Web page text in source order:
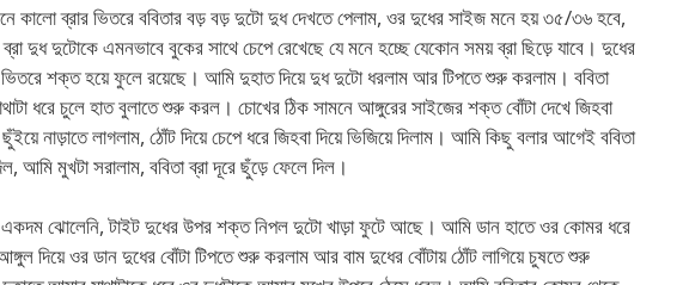
কালো ব্রার ভিতরে ববিতার বড় বড় দুটো দুধ দেখতে পেলাম, ওর দুধের সাইজ মনে হয় ৩৫/৩৬ হবে,
দুধ দুটোকে এমনভাবে বুকের সাথে চেপে রেখেছে যে মনে হচ্ছে যেকোন সময় ব্রা ছিড়ে যাবে। দুধের
ভিতরে শক্ত হয়ে ফুলে রয়েছে। আমি দুহাত দিয়ে দুধ দুটো ধরলাম আর টিপতে শুরু করলাম। ববিতা
ধরে চুলে হাত বুলাতে শুরু করল। চোখের ঠিক সামনে আঙ্গুরের সাইজের শক্ত বোঁটা দেখে জিহবা
নাড়াতে লাগলাম, ঠোঁট দিয়ে চেপে ধরে জিহবা দিয়ে ভিজিয়ে দিলাম। আমি কিছু বলার আগেই ববিতা
আমি মুখটা সরালাম, ববিতা ব্রা দূরে ছুঁড়ে ফেলে দিল।
একদম ঝোলেনি, টাইট দুধের উপর শক্ত নিপল দুটো খাড়া ফুটে আছে। আমি ডান হাতে ওর কোমর ধরে
দিয়ে ওর ডান দুধের বোঁটা টিপতে শুরু করলাম আর বাম দুধের বোঁটায় ঠোঁট লাগিয়ে চুষতে শুরু